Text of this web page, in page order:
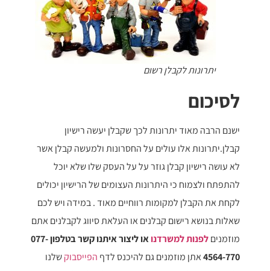
יתרונות לקבלן רשום
לסיכום
ישנם הרבה מאוד יתרונות לכך שקבלן יעשה רישיון
קבלן.יתרונות אלו עולים על החסרונות ולמעשה קבלן אשר
לא עושה רישיון קבלן גוזר על על העסק שלו שלא יוכל
להתפתח ולצמוח כי היתרונות העצומים של הרישיון יכולים
לקחת את הקבלן למקומות רווחיים מאוד .במידה ויש לכם
שאלות בנושא רישום קבלנים או העלאת סיווג לקבלנים אתם
מוזמניםלפנות למשרדנו
או ליצור איתנו קשר בטלפון 077-
4564-770אתן מוזמנים גם להיכנס לדף הפייסבוקשלנו